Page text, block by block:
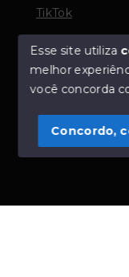
Olá!
TikTok
© Copyright 2026
- CRECI 42643f |
SITE PARA IMOBILIARIA
Esse site utiliza
melhor
você concorda
Concordo,